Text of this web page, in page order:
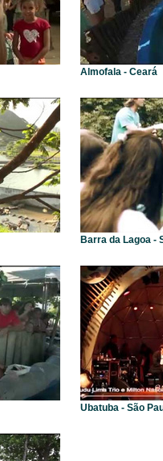
Almofala - Ceará
Barra da Lagoa -
Ubatuba - São